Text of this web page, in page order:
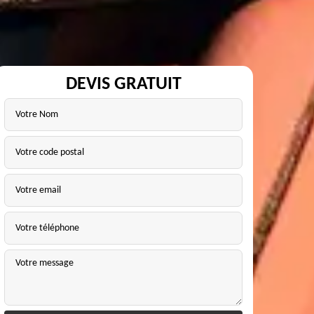
DEVIS GRATUIT